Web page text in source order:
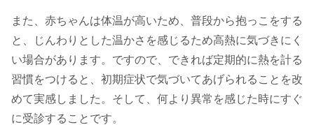
また、赤ちゃんは体温が高いため、普段から抱っこをする
と、じんわりとした温かさを感じるため高熱に気づきにく
い場合があります。ですので、できれば定期的に熱を計る
習慣をつけると、初期症状で気づいてあげられることを改
めて実感しました。そして、何より異常を感じた時にすぐ
に受診することです。